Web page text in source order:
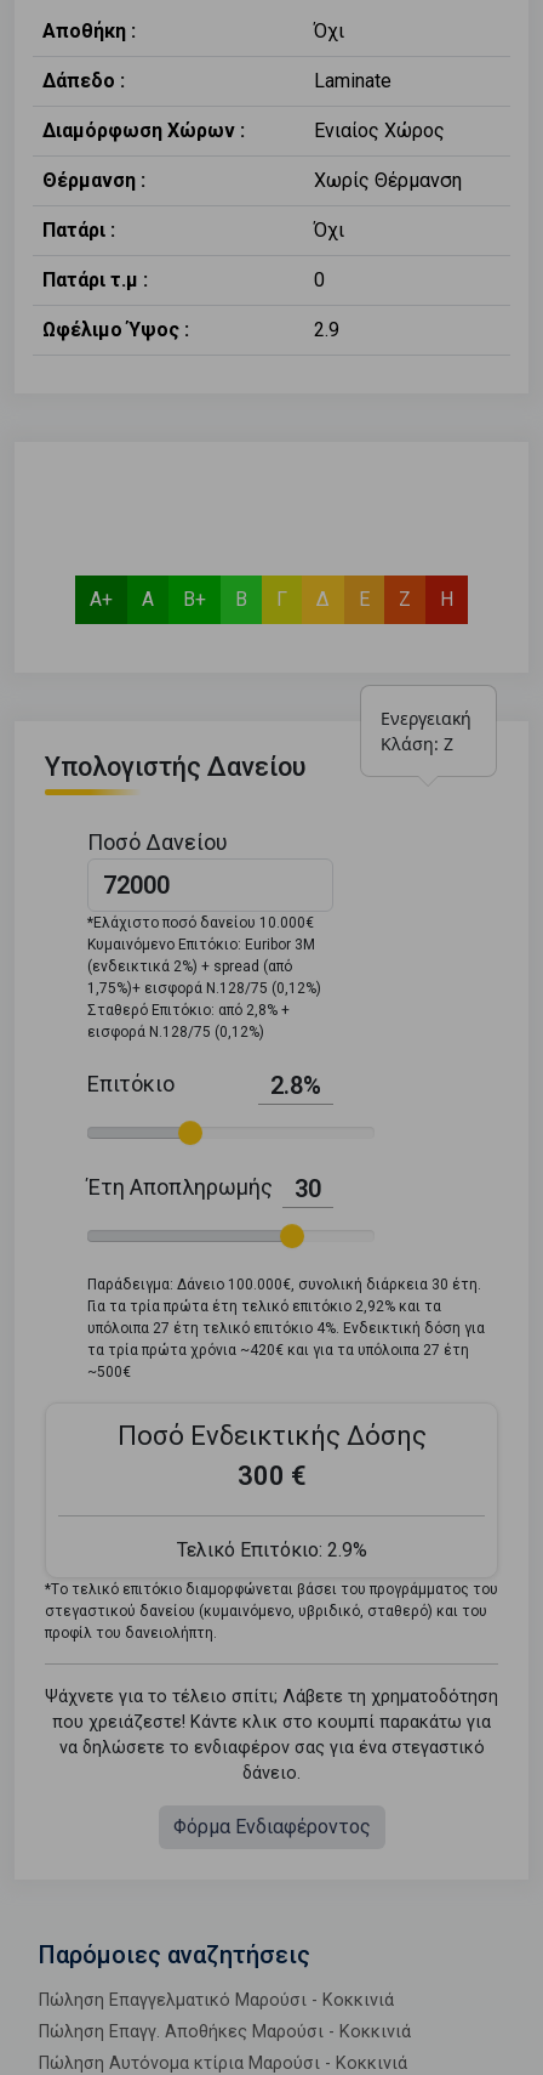
Αποθήκη : Όχι
Δάπεδο : Laminate
Διαμόρφωση Χώρων : Ενιαίος Χώρος
Θέρμανση : Χωρίς Θέρμανση
Πατάρι : Όχι
Πατάρι τ.μ : 0
Ωφέλιμο Ύψος : 2.9
Α+ Α Β+ Β Γ Δ Ε Ζ
Ενεργειακή
Κλάση: Ζ
Η
Υπολογιστής Δανείου
Ποσό Δανείου
*Ελάχιστο ποσό δανείου 10.000€
Κυμαινόμενο Επιτόκιο: Euribor 3M
(ενδεικτικά 2%) + spread (από
1,75%)+ εισφορά Ν.128/75 (0,12%)
Σταθερό Επιτόκιο: από 2,8% +
εισφορά Ν.128/75 (0,12%)
Επιτόκιο 2.8%
Έτη Αποπληρωμής 30
Παράδειγμα: Δάνειο 100.000€, συνολική διάρκεια 30 έτη.
Για τα τρία πρώτα έτη τελικό επιτόκιο 2,92% και τα
υπόλοιπα 27 έτη τελικό επιτόκιο 4%. Ενδεικτική δόση για
τα τρία πρώτα χρόνια ~420€ και για τα υπόλοιπα 27 έτη
~500€
Ποσό Ενδεικτικής Δόσης
300 €
Τελικό Επιτόκιο: 2.9%
*Tο τελικό επιτόκιο διαμορφώνεται βάσει του προγράμματος του
στεγαστικού δανείου (κυμαινόμενο, υβριδικό, σταθερό) και του
προφίλ του δανειολήπτη.
Ψάχνετε για το τέλειο σπίτι; Λάβετε τη χρηματοδότηση
που χρειάζεστε! Κάντε κλικ στο κουμπί παρακάτω για
να δηλώσετε το ενδιαφέρον σας για ένα στεγαστικό
δάνειο.
Φόρμα Ενδιαφέροντος
Παρόμοιες αναζητήσεις
Πώληση Επαγγελματικό Μαρούσι - Κοκκινιά
Πώληση Επαγγ. Αποθήκες Μαρούσι - Κοκκινιά
Πώληση Αυτόνομα κτίρια Μαρούσι - Κοκκινιά